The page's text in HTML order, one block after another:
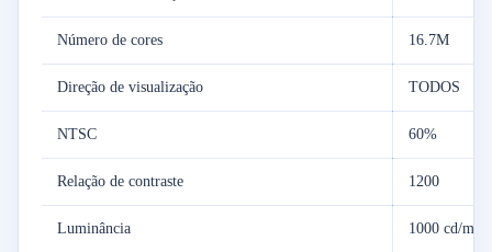
Número de cores 16.7M
Direção de visualização TODOS
NTSC 60%
Relação de contraste 1200
Luminância 1000 cd/m2